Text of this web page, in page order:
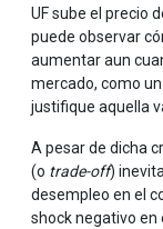
UF sube el precio
puede observar
aumentar aun
mercado, como
justifique aquella
A pesar de dicha
(o trade-off)
desempleo en el
shock negativo en